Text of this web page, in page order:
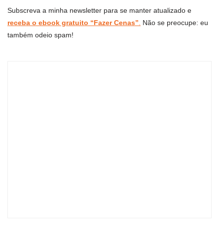
Subscreva a minha newsletter para se manter atualizado e
receba o ebook gratuito “Fazer Cenas”
Não se preocupe: eu
também odeio spam!